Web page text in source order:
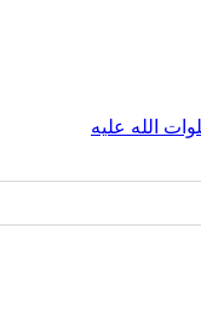
الله علیه